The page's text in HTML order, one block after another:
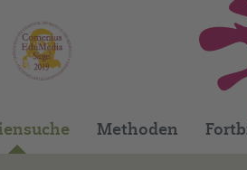
Methoden
Dieses Medium